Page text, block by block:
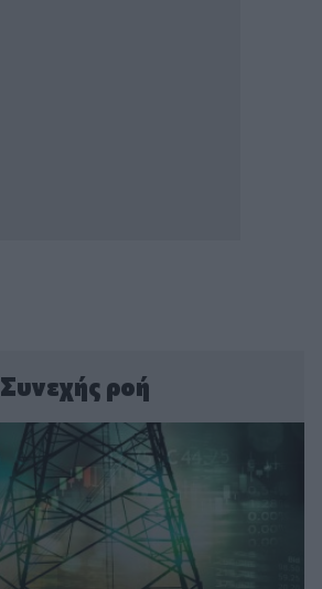
Συνεχής ροή